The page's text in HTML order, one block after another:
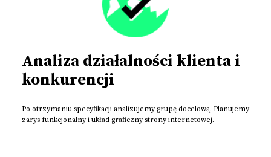
Analiza działalności klienta i
konkurencji
Po otrzymaniu specyfikacji analizujemy grupę docelową. Planujemy
zarys funkcjonalny i układ graficzny strony internetowej.